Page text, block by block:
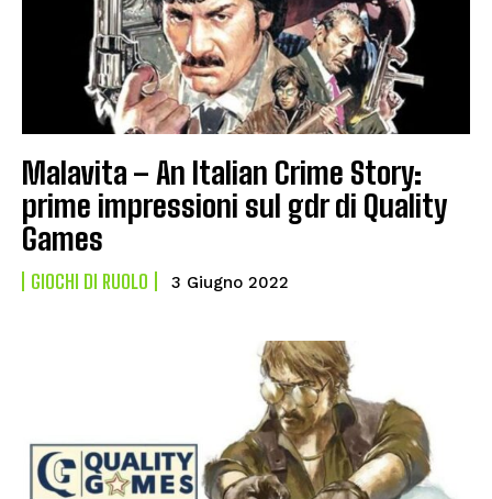
Malavita – An Italian Crime Story:
prime impressioni sul gdr di Quality
Games
GIOCHI DI RUOLO 3 Giugno 2022